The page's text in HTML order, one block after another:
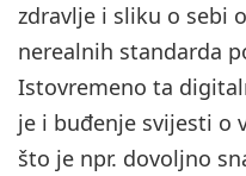
zdravlje i sliku o sebi
nerealnih standarda
Istovremeno ta
je i buđenje svijesti o
što je npr. dovoljno